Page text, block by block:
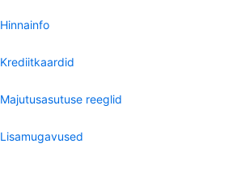
Hinnainfo
Krediitkaardid
Majutusasutuse reeglid
Lisamugavused